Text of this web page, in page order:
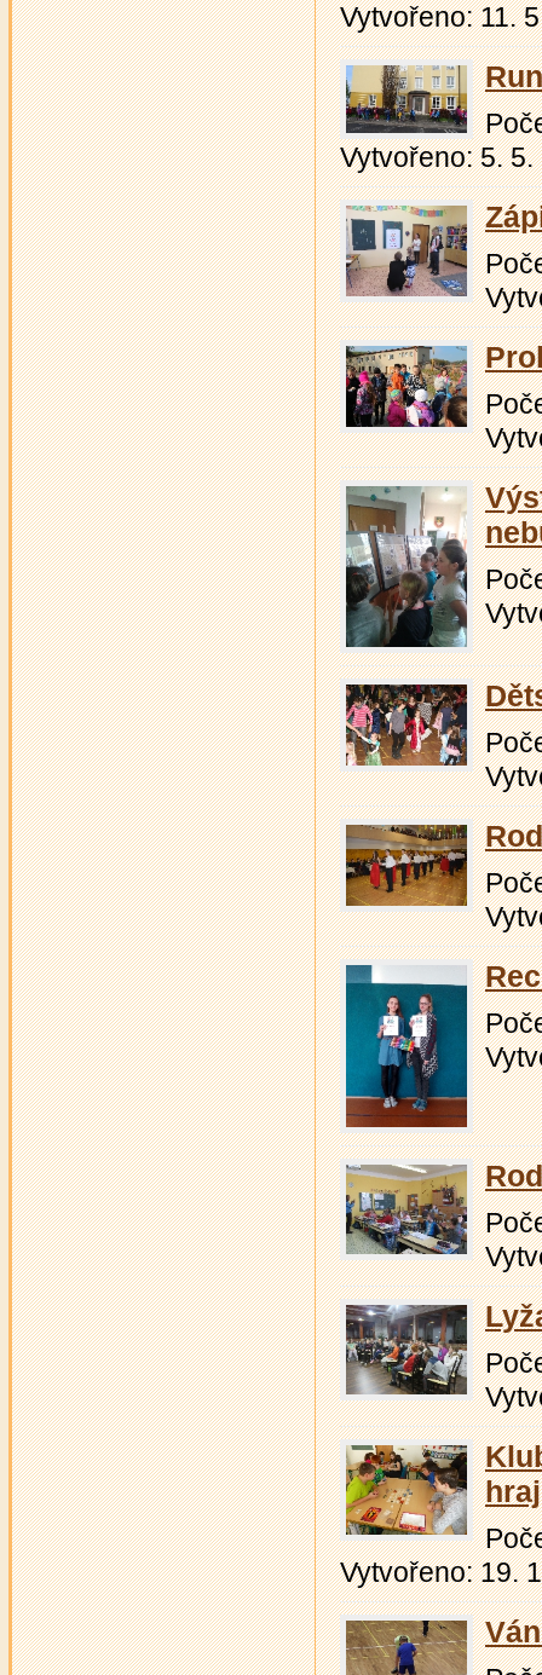
Vytvořeno: 11.
Vytvořeno: 5. 5.
Vytvořeno: 19.